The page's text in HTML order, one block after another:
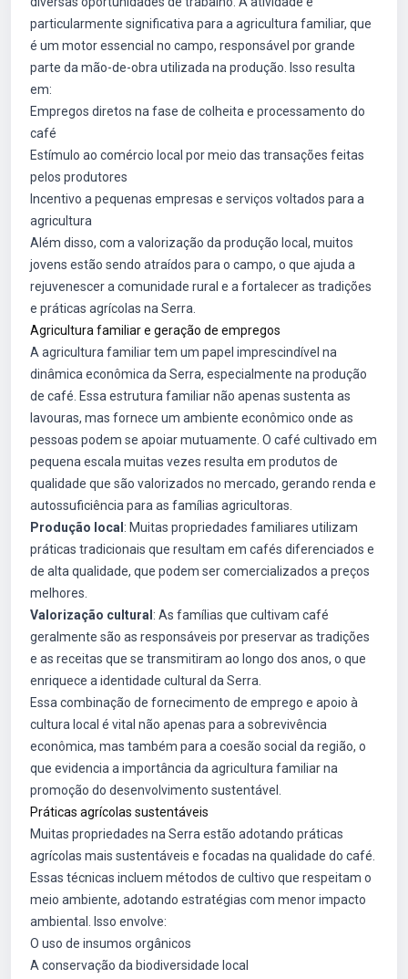
particularmente significativa para a agricultura familiar, que
é um motor essencial no campo, responsável por grande
parte da mão-de-obra utilizada na produção. Isso resulta
em:
Empregos diretos na fase de colheita e processamento do
café
Estímulo ao comércio local por meio das transações feitas
pelos produtores
Incentivo a pequenas empresas e serviços voltados para a
agricultura
Além disso, com a valorização da produção local, muitos
jovens estão sendo atraídos para o campo, o que ajuda a
rejuvenescer a comunidade rural e a fortalecer as tradições
e práticas agrícolas na Serra.
Agricultura familiar e geração de empregos
A agricultura familiar tem um papel imprescindível na
dinâmica econômica da Serra, especialmente na produção
de café. Essa estrutura familiar não apenas sustenta as
lavouras, mas fornece um ambiente econômico onde as
pessoas podem se apoiar mutuamente. O café cultivado em
pequena escala muitas vezes resulta em produtos de
qualidade que são valorizados no mercado, gerando renda e
autossuficiência para as famílias agricultoras.
Produção local : Muitas propriedades familiares utilizam
práticas tradicionais que resultam em cafés diferenciados e
de alta qualidade, que podem ser comercializados a preços
melhores.
Valorização cultural : As famílias que cultivam café
geralmente são as responsáveis por preservar as tradições
e as receitas que se transmitiram ao longo dos anos, o que
enriquece a identidade cultural da Serra.
Essa combinação de fornecimento de emprego e apoio à
cultura local é vital não apenas para a sobrevivência
econômica, mas também para a coesão social da região, o
que evidencia a importância da agricultura familiar na
promoção do desenvolvimento sustentável.
Práticas agrícolas sustentáveis
Muitas propriedades na Serra estão adotando práticas
agrícolas mais sustentáveis e focadas na qualidade do café.
Essas técnicas incluem métodos de cultivo que respeitam o
meio ambiente, adotando estratégias com menor impacto
ambiental. Isso envolve:
O uso de insumos orgânicos
A conservação da biodiversidade local